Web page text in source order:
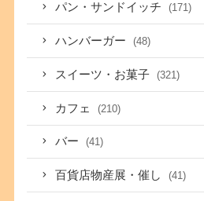
パン・サンドイッチ (171)
ハンバーガー (48)
スイーツ・お菓子 (321)
カフェ (210)
バー (41)
百貨店物産展・催し (41)